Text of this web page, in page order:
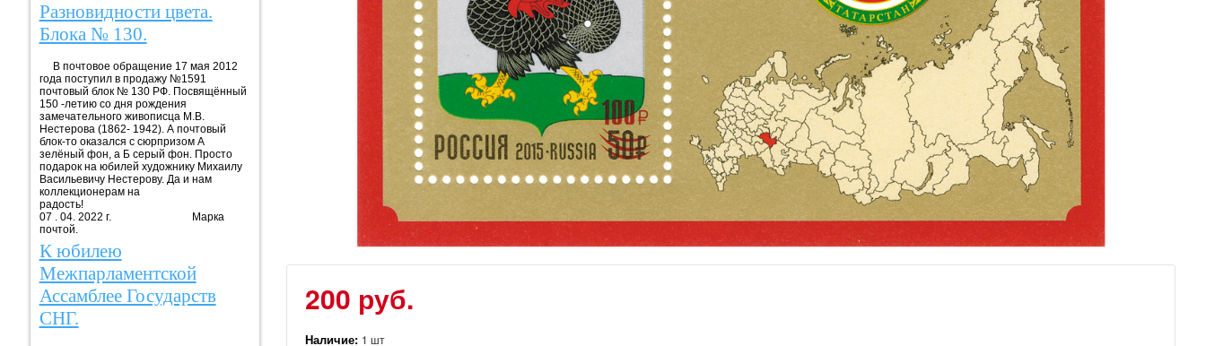
200 руб.
Наличие: 1 шт
Разновидности цвета.
Блока № 130.
В почтовое обращение 17 мая 2012
года поступил в продажу №1591
почтовый блок № 130 РФ. Посвящённый
150 -летию со дня рождения
замечательного живописца М.В.
Нестерова (1862- 1942). А почтовый
блок-то оказался с сюрпризом А
зелёный фон, а Б серый фон. Просто
подарок на юбилей художнику Михаилу
Васильевичу Нестерову. Да и нам
коллекционерам на
радость!
07 . 04. 2022 г. Марка
почтой.
К юбилею
Межпарламентской
Ассамблее Государств
СНГ.